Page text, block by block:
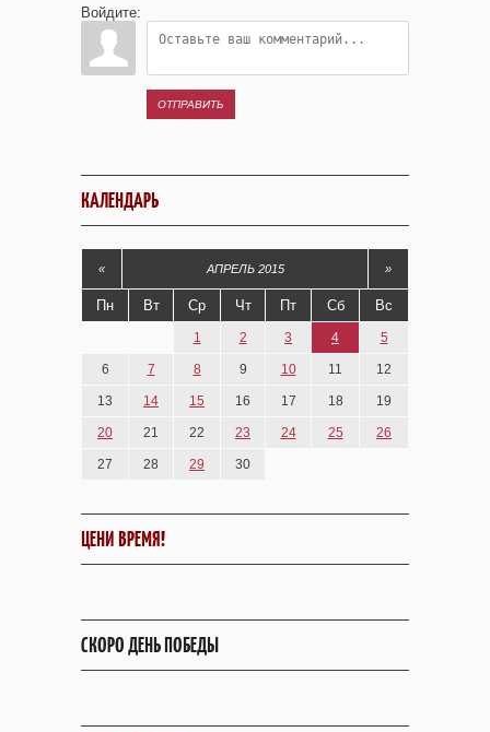
Войдите:
ОТПРАВИТЬ
КАЛЕНДАРЬ
« АПРЕЛЬ 2015 »
Пн Вт Ср Чт Пт Сб Вс
1 2 3 4 5
6 7 8 9 10 11 12
13 14 15 16 17 18 19
20 21 22 23 24 25 26
27 28 29 30
ЦЕНИ ВРЕМЯ!
СКОРО ДЕНЬ ПОБЕДЫ